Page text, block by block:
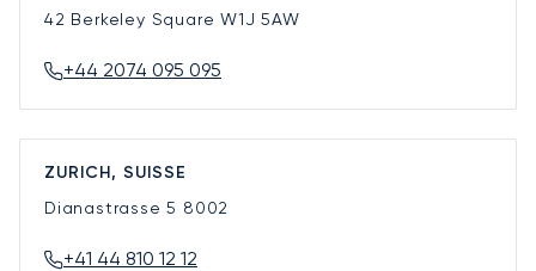
42 Berkeley SquareW1J 5AW
+44 2074 095 095
ZURICH, SUISSE
Dianastrasse 5 8002
+41 44 810 12 12